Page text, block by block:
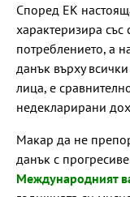
Според ЕК
характеризира със
потреблението, а
данък върху
лица, е
недекларирани
Макар да не
данък с
Международният